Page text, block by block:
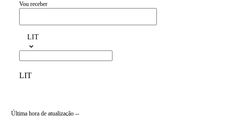
Vou receber
LIT
LIT
Última hora de atualização --